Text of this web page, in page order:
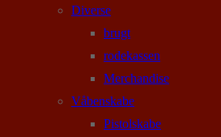
Diverse
brugt
rodekassen
Merchandise
Våbenskabe
Pistolskabe